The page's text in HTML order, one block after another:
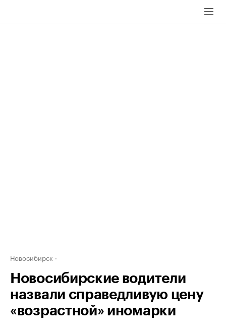
Новосибирск
Новосибирские водители
назвали справедливую цену
«возрастной» иномарки